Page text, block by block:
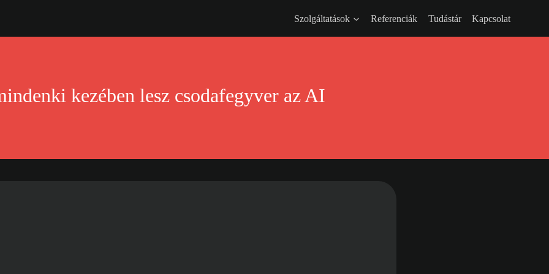
Szolgáltatások Referenciák Tudástár Kapcsolat
kezében lesz csodafegyver az AI